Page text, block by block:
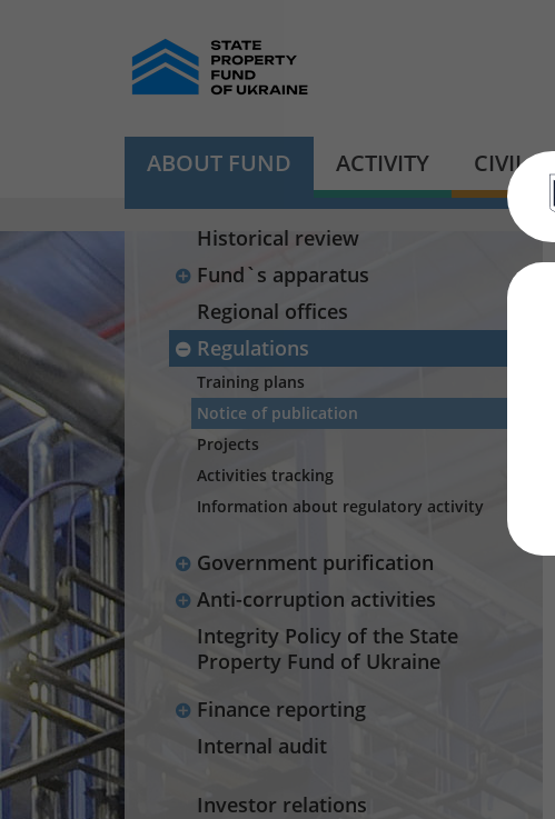
ABOUT FUND ACTIVITY CIVIL
Historical review
Fund`s apparatus
Regional offices
Regulations
Training plans
Notice of publication
Projects
Activities tracking
Information about regulatory activity
Government purification
Anti-corruption activities
Integrity Policy of the State
Property Fund of Ukraine
Finance reporting
Internal audit
Investor relations